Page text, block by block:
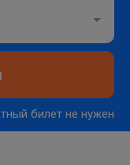
билет не нужен